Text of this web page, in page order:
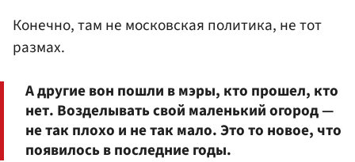
Конечно, там не московская политика, не тот
размах.
А другие вон пошли в мэры, кто прошел, кто
нет. Возделывать свой маленький огород —
не так плохо и не так мало. Это то новое, что
появилось в последние годы.